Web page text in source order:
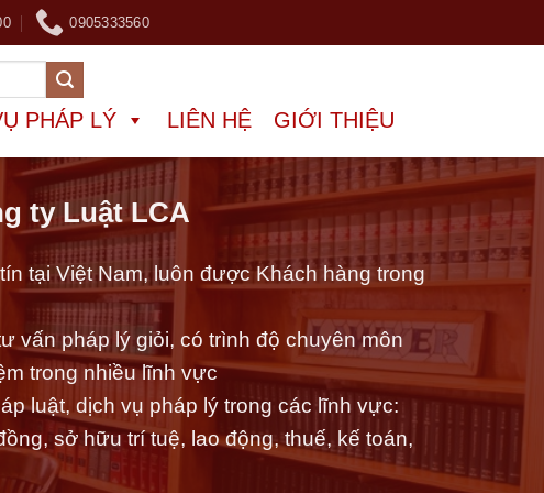
0905333560
PHÁP LÝ LIÊN HỆ GIỚI THIỆU
ty Luật LCA
tại Việt Nam, luôn được Khách hàng trong
vấn pháp lý giỏi, có trình độ chuyên môn
trong nhiều lĩnh vực
luật, dịch vụ pháp lý trong các lĩnh vực:
sở hữu trí tuệ, lao động, thuế, kế toán,